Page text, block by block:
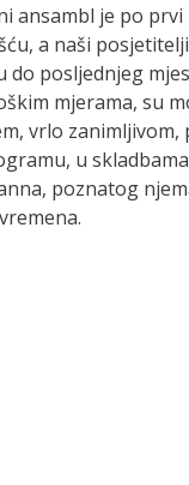
ansambl je po prvi
a naši
do posljednjeg
mjerama, su
vrlo zanimljivom,
u
poznatog